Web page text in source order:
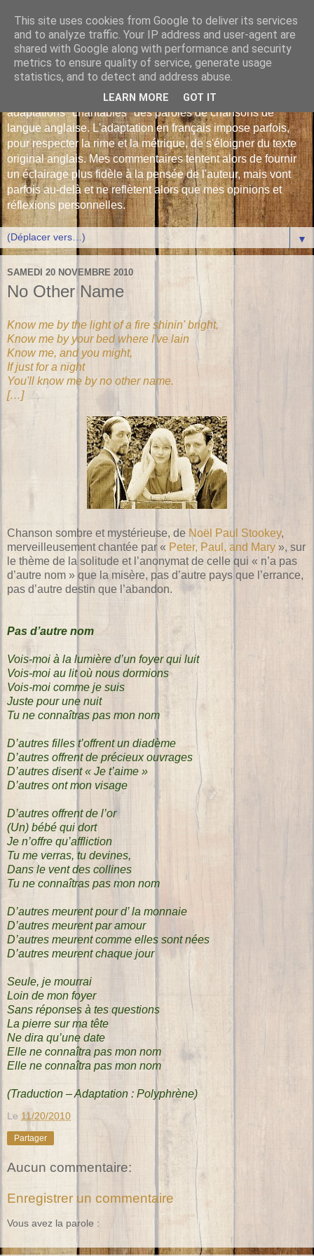
Les Monophonies de
Polyphrène
Versions françaises inédites : déjà plus de 510 traductions -
adaptations "chantables" des paroles de chansons de
langue anglaise. L'adaptation en français impose parfois,
pour respecter la rime et la métrique, de s'éloigner du texte
original anglais. Mes commentaires tentent alors de fournir
un éclairage plus fidèle à la pensée de l'auteur, mais vont
parfois au-delà et ne reflètent alors que mes opinions et
réflexions personnelles.
▼
SAMEDI 20 NOVEMBRE 2010
No Other Name
Know me by the light of a fire shinin' bright,
Know me by your bed where I've lain
Know me, and you might,
If just for a night
You'll know me by no other name.
[…]
Chanson sombre et mystérieuse, de Noël Paul Stookey,
merveilleusement chantée par « Peter, Paul, and Mary », sur
le thème de la solitude et l’anonymat de celle qui « n’a pas
d’autre nom » que la misère, pas d’autre pays que l’errance,
pas d’autre destin que l’abandon.
Pas d’autre nom
Vois-moi à la lumière d’un foyer qui luit
Vois-moi au lit où nous dormions
Vois-moi comme je suis
Juste pour une nuit
Tu ne connaîtras pas mon nom
D’autres filles t’offrent un diadème
D’autres offrent de précieux ouvrages
D’autres disent « Je t’aime »
D’autres ont mon visage
D’autres offrent de l’or
(Un) bébé qui dort
Je n’offre qu’affliction
Tu me verras, tu devines,
Dans le vent des collines
Tu ne connaîtras pas mon nom
D’autres meurent pour d’ la monnaie
D’autres meurent par amour
D’autres meurent comme elles sont nées
D’autres meurent chaque jour
Seule, je mourrai
Loin de mon foyer
Sans réponses à tes questions
La pierre sur ma tête
Ne dira qu’une date
Elle ne connaîtra pas mon nom
Elle ne connaîtra pas mon nom
(Traduction – Adaptation : Polyphrène)
Le 11/20/2010
Partager
Aucun commentaire:
Enregistrer un commentaire
Vous avez la parole :
This site uses cookies from Google to deliver its services
and to analyze traffic. Your IP address and user-agent are
shared with Google along with performance and security
metrics to ensure quality of service, generate usage
statistics, and to detect and address abuse.
LEARN MORE GOT IT